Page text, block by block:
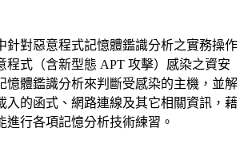
針對惡意程式記憶體鑑識分析之實務操作
程式（含新型態 APT 攻擊）感染之資安
憶體鑑識分析來判斷受感染的主機，並解
入的函式、網路連線及其它相關資訊，藉
進行各項記憶分析技術練習。